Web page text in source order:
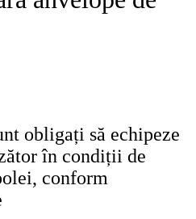
obligați să echipeze
în condiții de
conform